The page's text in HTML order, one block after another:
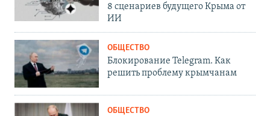
8 сценариев будущего Крыма от
ИИ
ОБЩЕСТВО
Блокирование Telegram. Как
решить проблему крымчанам
ОБЩЕСТВО